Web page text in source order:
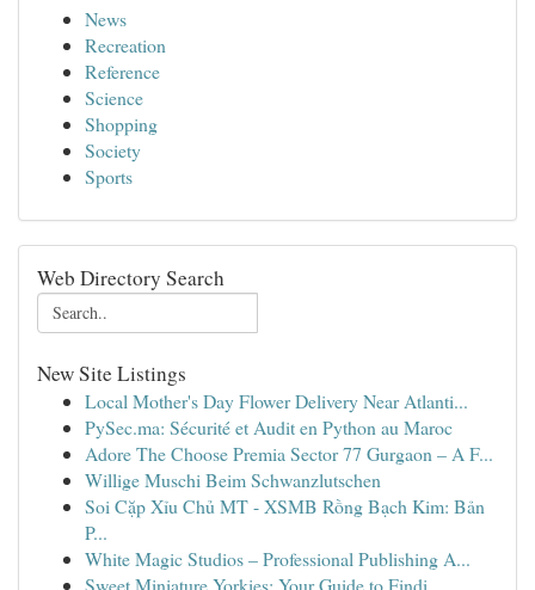
News
Recreation
Reference
Science
Shopping
Society
Sports
Web Directory Search
New Site Listings
Local Mother's Day Flower Delivery Near Atlanti...
PySec.ma: Sécurité et Audit en Python au Maroc
Adore The Choose Premia Sector 77 Gurgaon – A F...
Willige Muschi Beim Schwanzlutschen
Soi Cặp Xỉu Chủ MT - XSMB Rồng Bạch Kim: Bản
P...
White Magic Studios – Professional Publishing A...
Sweet Miniature Yorkies: Your Guide to Findi...